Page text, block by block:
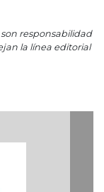
responsabilidad
la línea editorial